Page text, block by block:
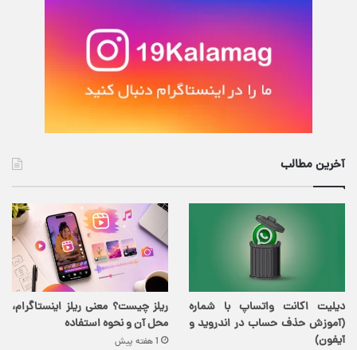
آخرین مطالب
دیلیت اکانت واتساپ با شماره
(آموزش حذف حساب در اندروید و
آیفون)
ریلز چیست؟ معنی ریلز اینستاگرام،
محل آن و نحوه استفاده
1 هفته پیش